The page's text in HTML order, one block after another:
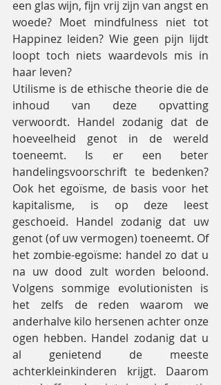
een glas wijn, fijn vrij zijn van angst en
woede? Moet mindfulness niet tot
Happinez leiden? Wie geen pijn lijdt
loopt toch niets waardevols mis in
haar leven?
Utilisme is de ethische theorie die de
inhoud van deze opvatting
verwoordt. Handel zodanig dat de
hoeveelheid genot in de wereld
toeneemt. Is er een beter
handelingsvoorschrift te bedenken?
Ook het egoïsme, de basis voor het
kapitalisme, is op deze leest
geschoeid. Handel zodanig dat uw
genot (of uw vermogen) toeneemt. Of
het zombie-egoïsme: handel zo dat u
na uw dood zult worden beloond.
Volgens sommige evolutionisten is
het zelfs de reden waarom we
anderhalve kilo hersenen achter onze
ogen hebben. Handel zodanig dat u
al genietend de meeste
achterkleinkinderen krijgt. Daarom